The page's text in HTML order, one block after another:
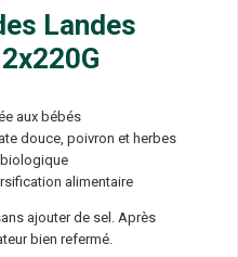
Landes
aux bébés
douce, poivron et herbes
biologique
alimentaire
ajouter de sel. Après
bien refermé.